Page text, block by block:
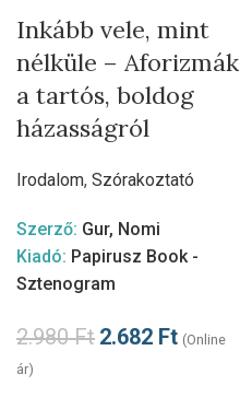
Inkább vele, mint
nélküle – Aforizmák
a tartós, boldog
házasságról
Irodalom, Szórakoztató
Szerző: Gur, Nomi
Kiadó: Papirusz Book -
Sztenogram
2.980Ft 2.682 Ft (Online
ár)